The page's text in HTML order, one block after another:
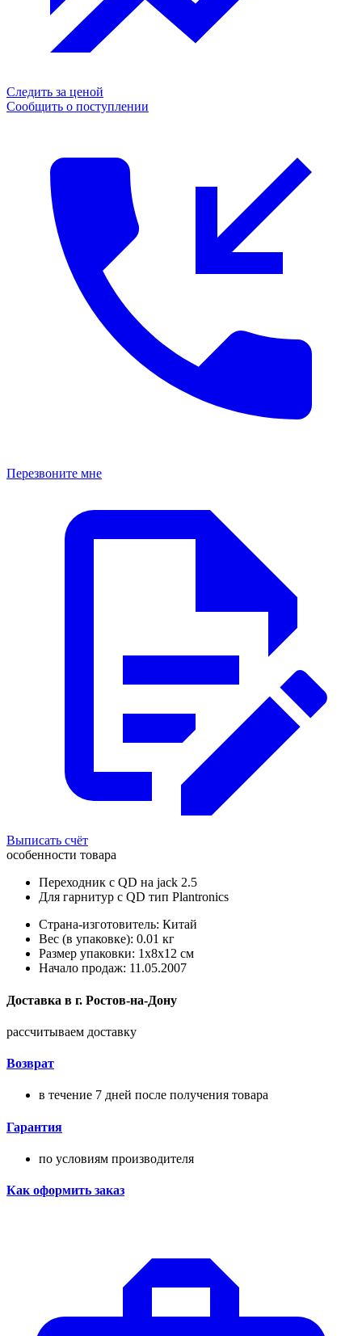
Следить за ценой
Сообщить о поступлении
Перезвоните мне
Выписать счёт
особенности товара
Переходник с QD на jack 2.5
Для гарнитур с QD тип Plantronics
Страна-изготовитель: Китай
Вес (в упаковке): 0.01 кг
Размер упаковки: 1x8x12 см
Начало продаж: 11.05.2007
Доставка в г. Ростов-на-Дону
рассчитываем доставку
Возврат
в течение 7 дней после получения товара
Гарантия
по условиям производителя
Как оформить заказ